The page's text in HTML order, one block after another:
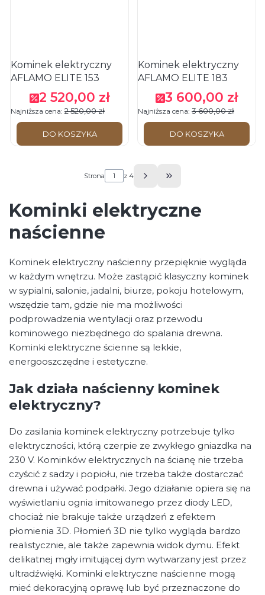
Kominek elektryczny
AFLAMO ELITE 153
Cena promocyjna
2 520,00 zł
Najniższa cena: 2 520,00 zł
DO KOSZYKA
Kominek elektryczny
AFLAMO ELITE 183
Cena promocyjna
3 600,00 zł
Najniższa cena: 3 600,00 zł
DO KOSZYKA
Strona z 4
Przejdź do ostatniej
Kominki elektryczne
naścienne
Kominek elektryczny naścienny przepięknie wygląda
w każdym wnętrzu. Może zastąpić klasyczny kominek
w sypialni, salonie, jadalni, biurze, pokoju hotelowym,
wszędzie tam, gdzie nie ma możliwości
podprowadzenia wentylacji oraz przewodu
kominowego niezbędnego do spalania drewna.
Kominki elektryczne ścienne są lekkie,
energooszczędne i estetyczne.
Jak działa naścienny kominek
elektryczny?
Do zasilania kominek elektryczny potrzebuje tylko
elektryczności, którą czerpie ze zwykłego gniazdka na
230 V. Kominków elektrycznych na ścianę nie trzeba
czyścić z sadzy i popiołu, nie trzeba także dostarczać
drewna i używać podpałki. Jego działanie opiera się na
wyświetlaniu ognia imitowanego przez diody LED,
chociaż nie brakuje także urządzeń z efektem
płomienia 3D. Płomień 3D nie tylko wygląda bardzo
realistycznie, ale także zapewnia widok dymu. Efekt
delikatnej mgły imitującej dym wytwarzany jest przez
ultradźwięki. Kominki elektryczne naścienne mogą
mieć dekoracyjną oprawę lub być przeznaczone do